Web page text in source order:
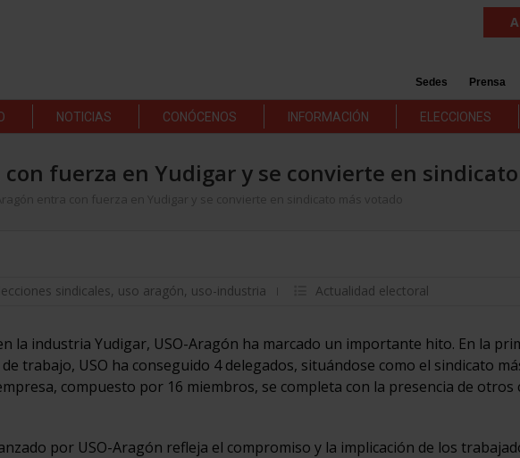
Sedes Prensa
NOTICIAS CONÓCENOS INFORMACIÓN ELECCIONES
con fuerza en Yudigar y se convierte en
Aragón entra con fuerza en Yudigar y se convierte en sindicato más votado
sindicales, uso aragón, uso-industria Actualidad electoral
la industria Yudigar, USO-Aragón ha marcado un importante hito. En la
trabajo, USO ha conseguido 4 delegados, situándose como el sindicato
compuesto por 16 miembros, se completa con la presencia de otros
por USO-Aragón refleja el compromiso y la implicación de los